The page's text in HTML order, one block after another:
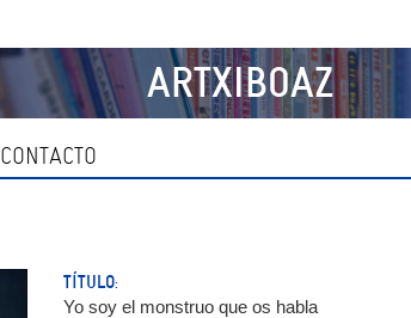
ARTXIBOAZ
CONTACTO
TÍTULO:
Yo soy el monstruo que os habla